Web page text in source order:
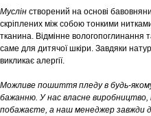
Муслін створений на основі
скріплених між собою тонкими
тканина. Відмінне вологопоглинання
саме для дитячої шкіри. Завдяки
викликає алергії.
Можливе пошиття пледу в будь-
бажанню. У нас власне
побажаєте, а наш менеджер завжди